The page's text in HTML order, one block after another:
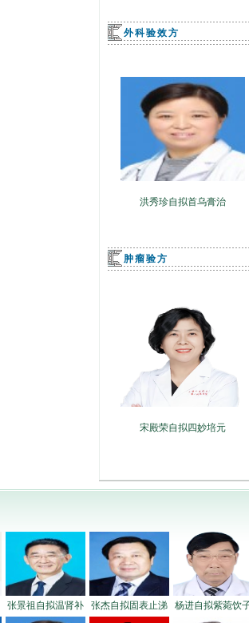
外科验效方
洪秀珍自拟首乌膏治
肿瘤验方
宋殿荣自拟四妙培元
张景祖自拟温肾补 张杰自拟固表止涕 杨进自拟紫菀饮